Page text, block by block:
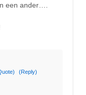
een ander….
(Reply)